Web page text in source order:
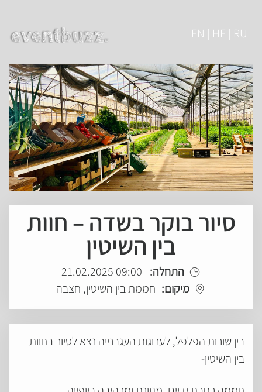
EN | HE | RU
סיור בוקר בשדה – חוות
בין השיטין
התחלה: 09:00 21.02.2025
מיקום: חממת בין השיטין, חצבה
בין שורות הפלפל, לערוגות העגבנייה נצא לסיור בחוות
בין השיטין-